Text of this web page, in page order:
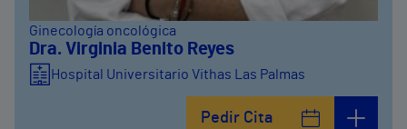
Ginecología oncológica
Dra. Virginia Benito Reyes
Hospital Universitario Vithas Las Palmas
Pedir Cita